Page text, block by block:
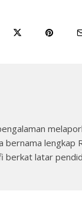
bernama lengkap
berkat latar